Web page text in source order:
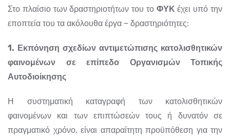
Στο πλαίσιο των δραστηριοτήτων του το ΦΥΚ έχει υπό την
εποπτεία του τα ακόλουθα έργα – δραστηριότητες:
1. Εκπόνηση σχεδίων αντιμετώπισης κατολισθητικών
φαινομένων σε επίπεδο Οργανισμών Τοπικής
Αυτοδιοίκησης
Η συστηματική καταγραφή των κατολισθητικών
φαινομένων και των επιπτώσεών τους ή δυνατόν σε
πραγματικό χρόνο, είναι απαραίτητη προϋπόθεση για την